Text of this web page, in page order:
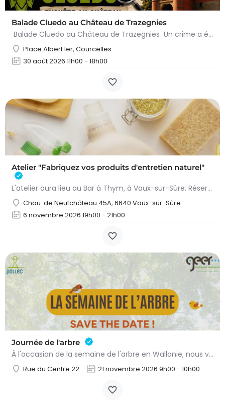
Balade Cluedo au Château de Trazegnies
Balade Cluedo au Château de Trazegnies Un crime a été commis au Château de Trazegnies… À vous de résoudre…
Place Albert Ier, Courcelles
30 août 2026 11h00 - 18h00
Atelier "Fabriquez vos produits d'entretien naturel"
L'atelier aura lieu au Bar à Thym, à Vaux-sur-Sûre. Réservation :
Chau. de Neufchâteau 45A, 6640 Vaux-sur-Sûre
6 novembre 2026 19h00 - 21h00
Journée de l'arbre
À l'occasion de la semaine de l'arbre en Wallonie, nous vous proposons l'annuelle distribution gratuite des…
Rue du Centre 22 21 novembre 2026 9h00 - 10h00